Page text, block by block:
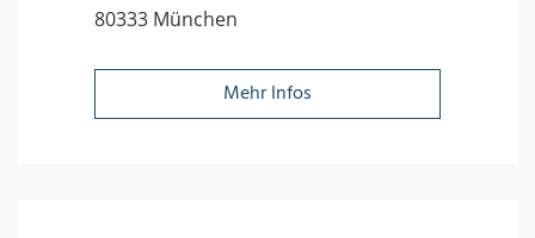
80333 München
Mehr Infos